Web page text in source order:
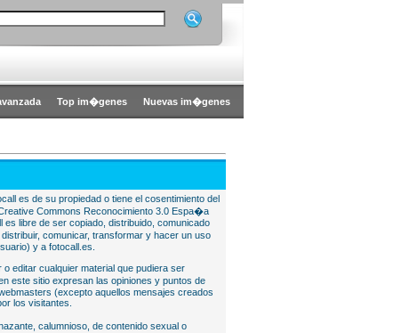
Top im�genes Nuevas im�genes
es de su propiedad o tiene el cosentimiento del
Commons Reconocimiento 3.0 Espa�a
libre de ser copiado, distribuido, comunicado
comunicar, transformar y hacer un uso
y a fotocall.es.
editar cualquier material que pudiera ser
este sitio expresan las opiniones y puntos de
(excepto aquellos mensajes creados
los visitantes.
calumnioso, de contenido sexual o